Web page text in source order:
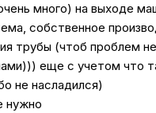
много) на выходе
собственное
трубы (чтоб проблем
еще с учетом что
не насладился)
нужно